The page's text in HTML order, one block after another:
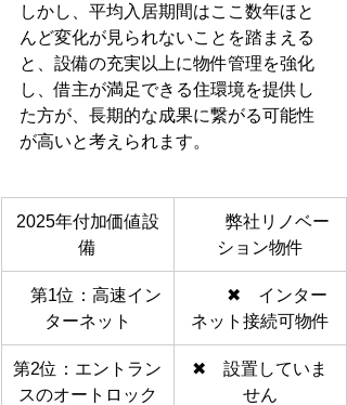
しかし、平均入居期間はここ数年ほと
んど変化が見られないことを踏まえる
と、設備の充実以上に物件管理を強化
し、借主が満足できる住環境を提供し
た方が、長期的な成果に繋がる可能性
が高いと考えられます。
2025年付加価値設
備
弊社リノベー
ション物件
第1位：高速イン
ターネット
✖　インター
ネット接続可物件
第2位：エントラン
スのオートロック
✖　設置していま
せん